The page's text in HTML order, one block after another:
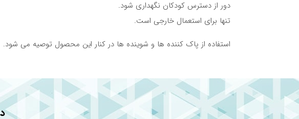
دور از دسترس کودکان نگهداری شود.
تنها برای استعمال خارجی است.
استفاده از پاک کننده ها و شوینده ها در کنار این محصول توصیه می شود.
پاک کننده های آرایشی
قرص های موثر رفع بوی بد دهان + نکات کاربردی